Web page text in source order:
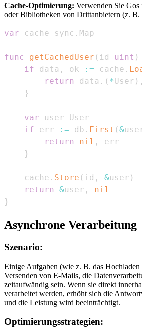
Cache-Optimierung: Verwenden Sie Gos
oder Bibliotheken von Drittanbietern (z. B.
var cache sync .
func getCachedUser ( id uint )
if data , ok := cache .
return
data . ( *User ) ,
}
var
if err := db . First (&
return
nil ,
}
    cache
. Store ( id , &user )
return
&user ,
nil
}
Asynchrone Verarbeitung
Szenario:
Einige Aufgaben (wie z. B. das Hochladen
Versenden von E-Mails, die
zeitaufwändig sein. Wenn sie direkt
verarbeitet werden, erhöht sich die
und die Leistung wird beeinträchtigt.
Optimierungsstrategien: